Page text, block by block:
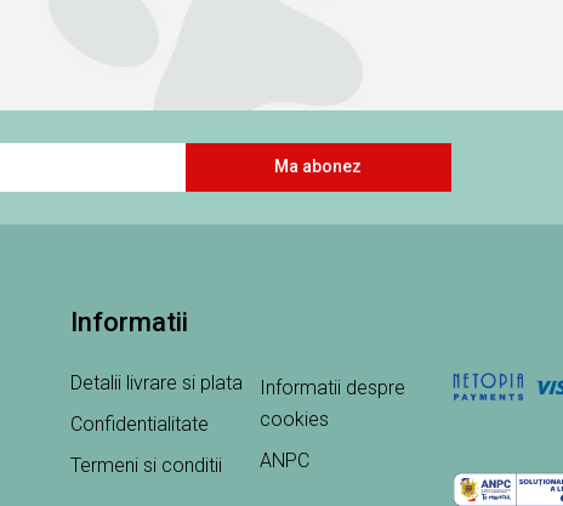
Ma abonez
Informatii
Detalii livrare si plata
Confidentialitate
Termeni si conditii
Informatii despre
cookies
ANPC